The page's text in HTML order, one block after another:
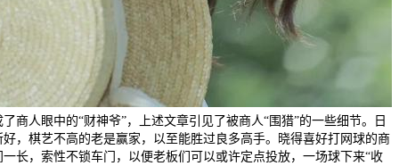
商人眼中的“财神爷”，上述文章引见了被商人“围猎”的一些细节。日
，棋艺不高的老是赢家，以至能胜过良多高手。晓得喜好打网球的商
长，索性不锁车门，以便老板们可以或许定点投放，一场球下来“收